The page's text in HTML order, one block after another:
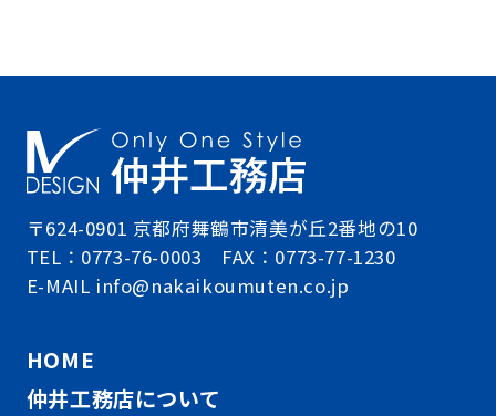
〒624-0901 京都府舞鶴市清美が丘2番地の10
TEL：0773-76-0003 FAX：0773-77-1230
E-MAIL info@nakaikoumuten.co.jp
HOME
仲井工務店について